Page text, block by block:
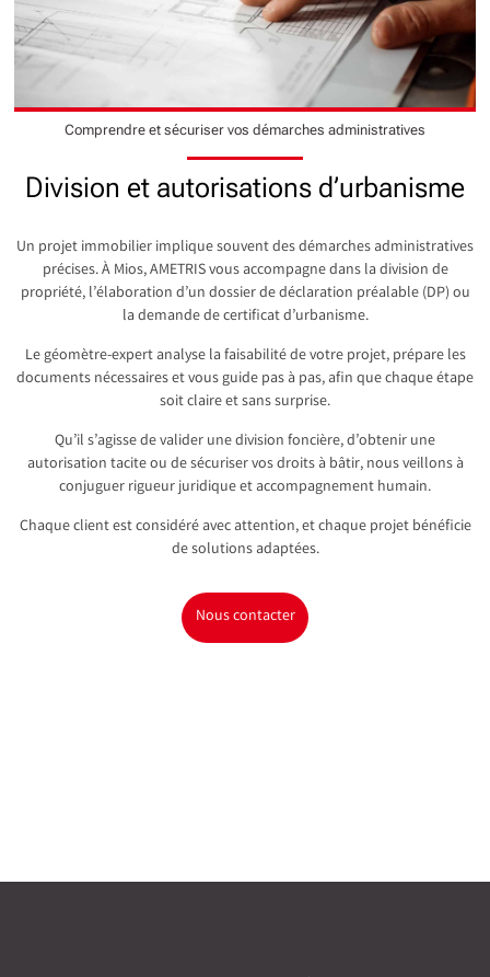
Comprendre et sécuriser vos démarches administratives
Division et autorisations d’urbanisme
Un projet immobilier implique souvent des démarches administratives
précises. À Mios, AMETRIS vous accompagne dans la division de
propriété, l’élaboration d’un dossier de déclaration préalable (DP) ou
la demande de certificat d’urbanisme.
Le géomètre-expert analyse la faisabilité de votre projet, prépare les
documents nécessaires et vous guide pas à pas, afin que chaque étape
soit claire et sans surprise.
Qu’il s’agisse de valider une division foncière, d’obtenir une
autorisation tacite ou de sécuriser vos droits à bâtir, nous veillons à
conjuguer rigueur juridique et accompagnement humain.
Chaque client est considéré avec attention, et chaque projet bénéficie
de solutions adaptées.
Nous contacter